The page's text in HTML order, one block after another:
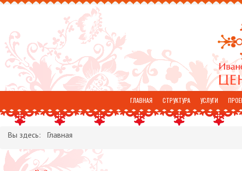
ГЛАВНАЯ СТРУКТУРА УСЛУГИ
ОТЗЫВЫ
Вы здесь: Главная